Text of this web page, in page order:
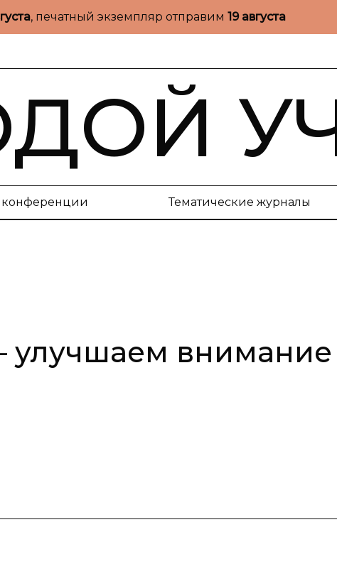
, печатный экземпляр отправим 19 августа
Тематические журналы
улучшаем внимание